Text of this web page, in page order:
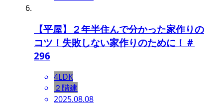
【平屋】２年半住んで分かった家作りの
コツ！失敗しない家作りのために！＃
296
4LDK
２階建
2025.08.08